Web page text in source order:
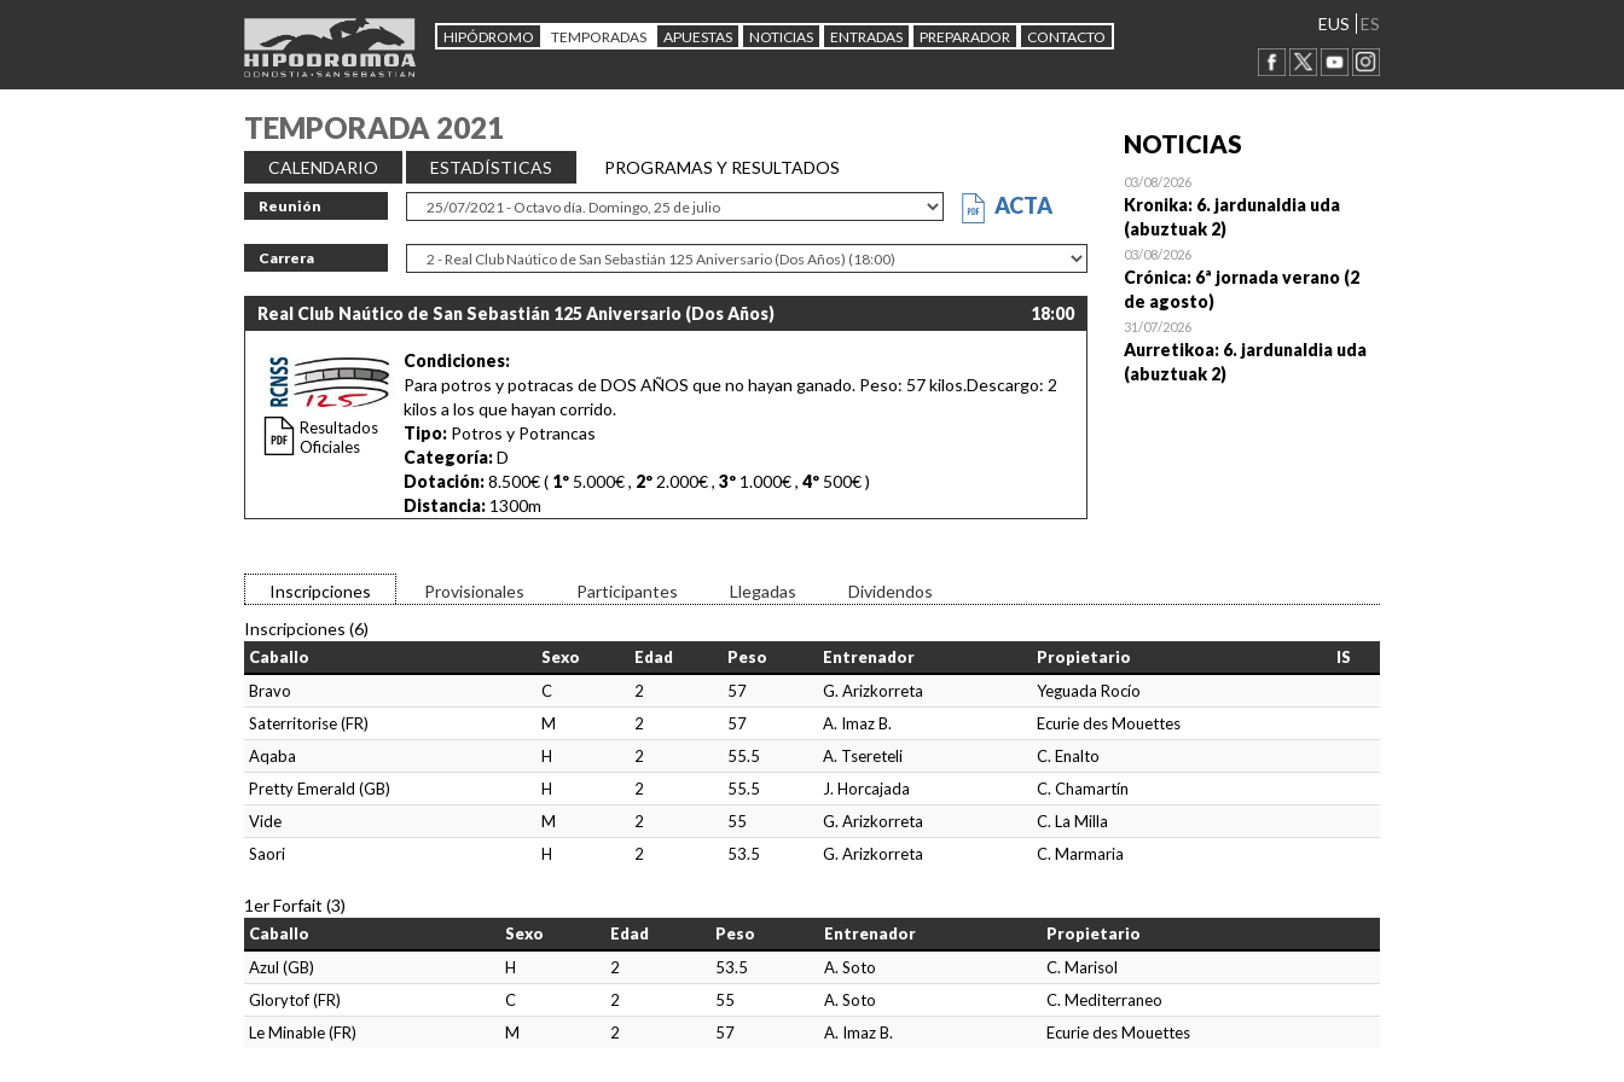
HIPÓDROMO TEMPORADAS APUESTAS NOTICIAS ENTRADAS PREPARADOR CONTACTO
EUS ES
TEMPORADA 2021
CALENDARIO ESTADÍSTICAS PROGRAMAS Y RESULTADOS
Reunión ACTA
Carrera
Real Club Naútico de San Sebastián 125 Aniversario (Dos Años) 18:00
Resultados
Oficiales
Condiciones:
Para potros y potracas de DOS AÑOS que no hayan ganado. Peso: 57 kilos.Descargo: 2
kilos a los que hayan corrido.
Tipo: Potros y Potrancas
Categoría:D
Dotación:8.500€ ( 1º5.000€, 2º2.000€, 3º1.000€, 4º500€)
Distancia: 1300m
NOTICIAS
03/08/2026
Kronika: 6. jardunaldia uda
(abuztuak 2)
03/08/2026
Crónica: 6ª jornada verano (2
de agosto)
31/07/2026
Aurretikoa: 6. jardunaldia uda
(abuztuak 2)
Inscripciones Provisionales Participantes Llegadas
Dividendos
Inscripciones (6)
Caballo Sexo Edad Peso Entrenador Propietario
IS
Bravo
C 2 57 G. Arizkorreta
Yeguada Rocío
Saterritorise (FR)
M 2 57 A. Imaz B.
Ecurie des Mouettes
Aqaba
H 2 55.5 A. Tsereteli
C. Enalto
Pretty Emerald (GB)
H 2 55.5 J. Horcajada
C. Chamartín
Vide
M 2 55 G. Arizkorreta
C. La Milla
Saori
H 2 53.5 G. Arizkorreta C. Marmaria
1er Forfait (3)
Caballo Sexo Edad Peso Entrenador
Propietario
Azul (GB)
H 2 53.5 A. Soto
C. Marisol
Glorytof (FR)
C 2 55 A. Soto
C. Mediterraneo
Le Minable (FR)
M 2 57 A. Imaz B. Ecurie des Mouettes